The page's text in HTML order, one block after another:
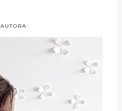
AUTORA